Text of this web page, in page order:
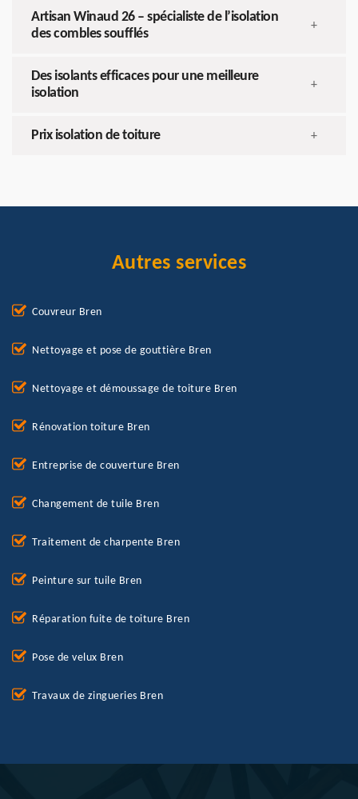
Artisan Winaud 26 – spécialiste de l’isolation
des combles soufflés
+
Des isolants efficaces pour une meilleure
isolation
+
Prix isolation de toiture +
Autres services
Couvreur Bren
Nettoyage et pose de gouttière Bren
Nettoyage et démoussage de toiture Bren
Rénovation toiture Bren
Entreprise de couverture Bren
Changement de tuile Bren
Traitement de charpente Bren
Peinture sur tuile Bren
Réparation fuite de toiture Bren
Pose de velux Bren
Travaux de zingueries Bren